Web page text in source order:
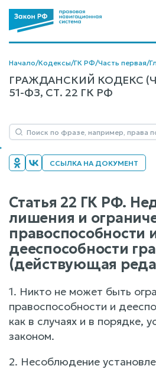
Начало/Кодексы/ГК РФ/Часть первая/
ГРАЖДАНСКИЙ КОДЕКС
51-ФЗ, СТ. 22 ГК РФ
ССЫЛКА НА ДОКУМЕНТ
Статья 22 ГК РФ.
лишения и
правоспособности
дееспособности
(действующая
1. Никто не может быть
правоспособности и
как в случаях и в порядке,
законом.
2. Несоблюдение